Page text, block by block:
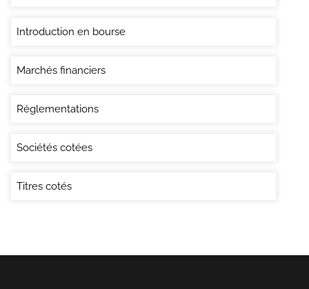
Introduction en bourse
Marchés financiers
Réglementations
Sociétés cotées
Titres cotés